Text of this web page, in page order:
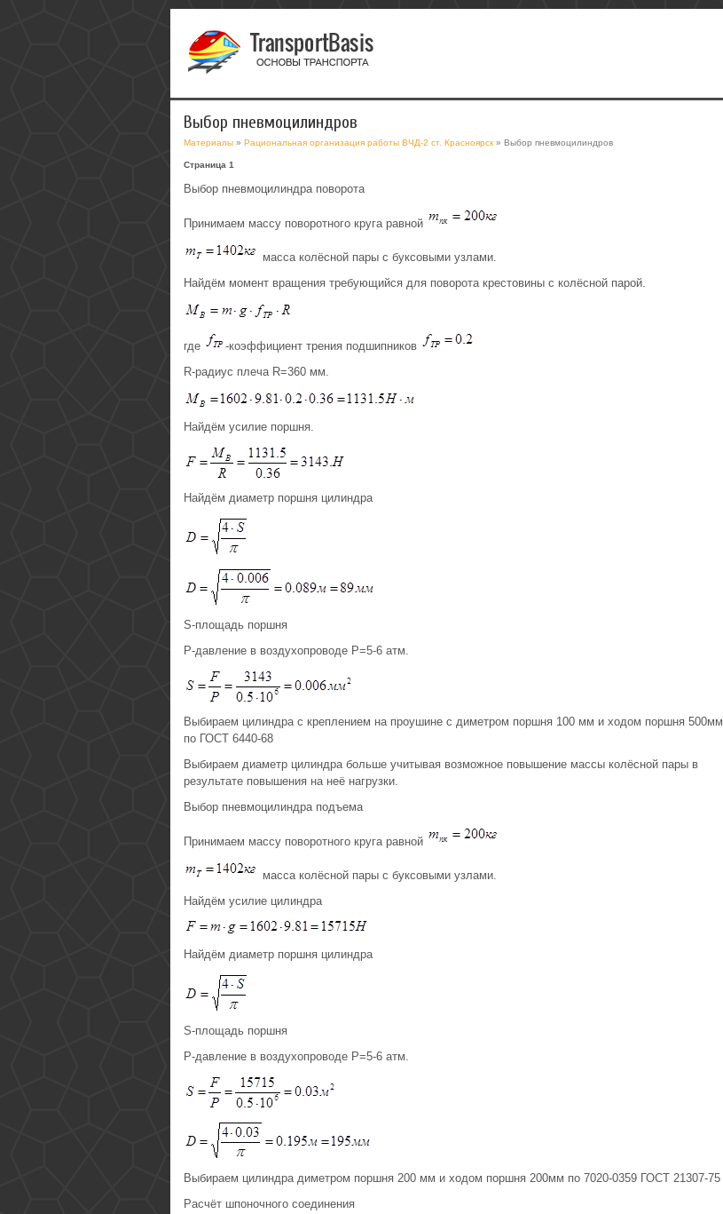
Выбор пневмоцилиндров
Материалы » Рациональная организация работы ВЧД-2 ст. Красноярск » Выбор пневмоцилиндров
Страница 1
Выбор пневмоцилиндра поворота
Принимаем массу поворотного круга равной
масса колёсной пары с буксовыми узлами.
Найдём момент вращения требующийся для поворота крестовины с колёсной парой.
где
-коэффициент трения подшипников
R-радиус плеча R=360 мм.
Найдём усилие поршня.
Найдём диаметр поршня цилиндра
S-площадь поршня
P-давление в воздухопроводе P=5-6 атм.
Выбираем цилиндра с креплением на проушине с диметром поршня 100 мм и ходом поршня 500мм
по ГОСТ 6440-68
Выбираем диаметр цилиндра больше учитывая возможное повышение массы колёсной пары в
результате повышения на неё нагрузки.
Выбор пневмоцилиндра подъема
Принимаем массу поворотного круга равной
масса колёсной пары с буксовыми узлами.
Найдём усилие цилиндра
Найдём диаметр поршня цилиндра
S-площадь поршня
P-давление в воздухопроводе P=5-6 атм.
Выбираем цилиндра диметром поршня 200 мм и ходом поршня 200мм по 7020-0359 ГОСТ 21307-75
Расчёт шпоночного соединения